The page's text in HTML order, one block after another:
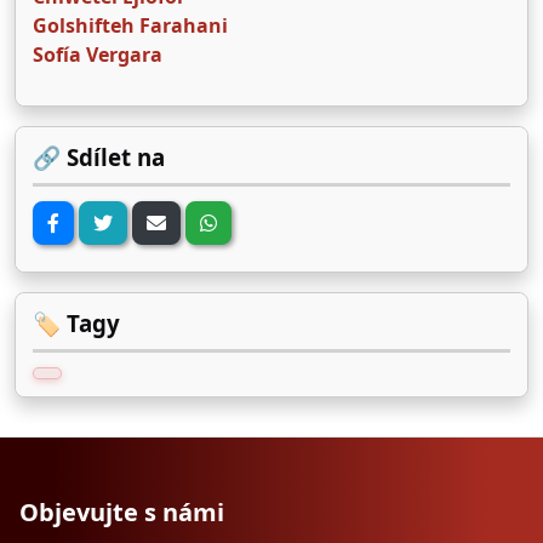
Golshifteh Farahani
Sofía Vergara
🔗 Sdílet na
🏷️ Tagy
Objevujte s námi